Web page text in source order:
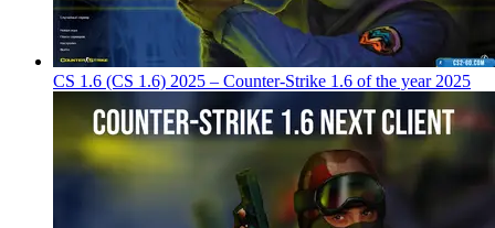
CS 1.6 (CS 1.6) 2025 – Counter-Strike 1.6 of the year 2025